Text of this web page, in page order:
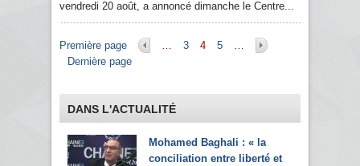
vendredi 20 août, a annoncé dimanche le Centre...
Pages
Première page … 3 4 5
…
Dernière page
DANS L'ACTUALITÉ
Mohamed Baghali : « la
conciliation entre liberté et